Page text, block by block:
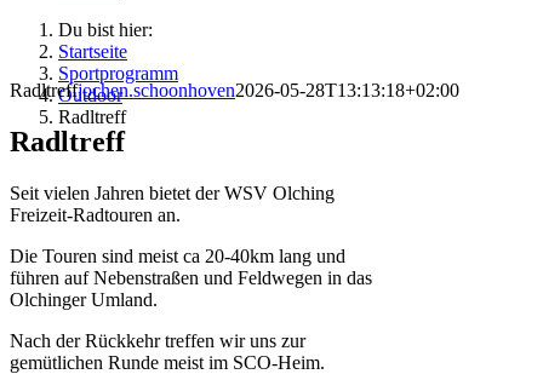
Du bist hier:
Startseite
Sportprogramm
Outdoor
Radltreff
Radltreffjochen.schoonhoven2026-05-28T13:13:18+02:00
Radltreff
Seit vielen Jahren bietet der WSV Olching
Freizeit-Radtouren an.
Die Touren sind meist ca 20-40km lang und
führen auf Nebenstraßen und Feldwegen in das
Olchinger Umland.
Nach der Rückkehr treffen wir uns zur
gemütlichen Runde meist im SCO-Heim.